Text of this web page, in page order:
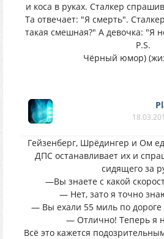
и коса в руках. Сталкер
Та отвечает: "Я смерть".
такая смешная?" А девочка: "Я
P.S.
Чёрный юмор)
Гейзенберг, Шрёдингер и Ом
ДПС останавливает их и
сидящего за
—Вы знаете с какой
— Нет, зато я точно
— Вы ехали 55 миль по дороге
— Отлично! Теперь я
Всё это кажется